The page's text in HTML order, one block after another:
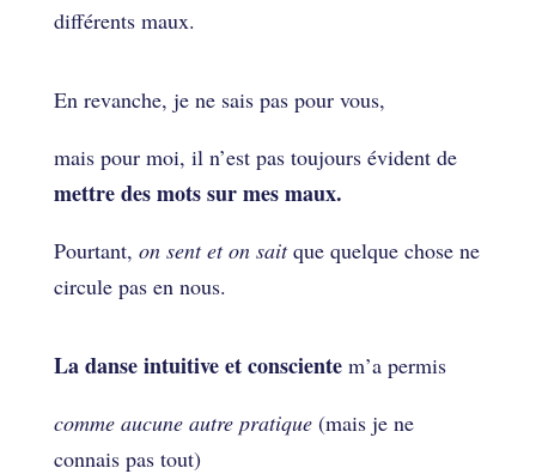
différents maux.
En revanche, je ne sais pas pour vous,
mais pour moi, il n’est pas toujours évident de
mettre des mots sur mes maux.
Pourtant, on sent et on saitque quelque chose ne
circule pas en nous.
La danse intuitive et consciente m’a permis
comme aucune autre pratique (mais je ne
connais pas tout)